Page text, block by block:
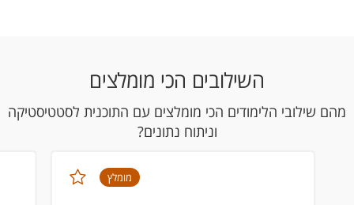
השילובים הכי מומלצים
מהם שילובי הלימודים הכי מומלצים עם התוכנית לסטטיסטיקה
וניתוח נתונים?
מומלץ